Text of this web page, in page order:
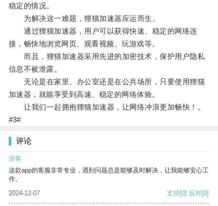
稳定的情况。
为解决这一难题，狸猫加速器应运而生。
通过狸猫加速器，用户可以获得快速、稳定的网络连
接，畅快地浏览网页、观看视频、玩游戏等。
而且，狸猫加速器采用先进的加密技术，保护用户隐私
信息不被泄露。
无论是在家里、办公室还是在公共场所，只要使用狸猫
加速器，就能享受到高速、稳定的网络体验。
让我们一起拥抱狸猫加速器，让网络冲浪更加畅快！。
#3#
评论
游客
这款app的客服非常专业，遇到问题总是能够及时解决，让我能够安心工
作。
2024-12-07
支持[0] 反对[0]